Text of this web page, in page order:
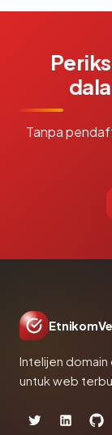
Tanpa
Intelijen
untuk web